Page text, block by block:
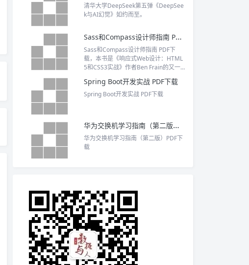
清华大学DeepSeek第五弹《DeepSee
k与AI幻觉》如约而至。
Sass和Compass设计师指南 PDF下载
Sass和Compass设计师指南 PDF下
载，本书是《响应式Web设计：HTML
5和CSS3实战》作者Ben Frain的又一
Spring Boot开发实战 PDF下载
Spring Boot开发实战 PDF下载
华为交换机学习指南（第二版）PDF下载
华为交换机学习指南（第二版）PDF下
载